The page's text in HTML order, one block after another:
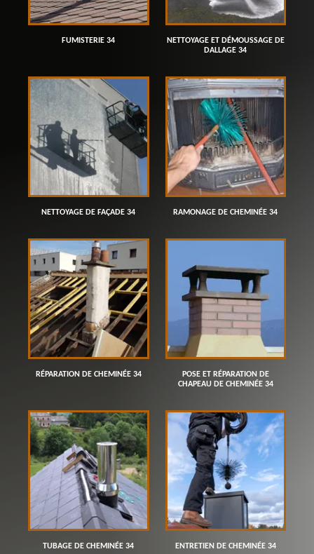
FUMISTERIE 34
NETTOYAGE ET DÉMOUSSAGE DE
DALLAGE 34
NETTOYAGE DE FAÇADE 34 RAMONAGE DE CHEMINÉE 34
RÉPARATION DE CHEMINÉE 34
POSE ET RÉPARATION DE
CHAPEAU DE CHEMINÉE 34
TUBAGE DE CHEMINÉE 34 ENTRETIEN DE CHEMINÉE 34